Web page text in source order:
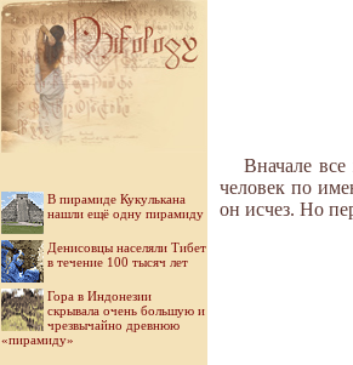
В пирамиде Кукулькана
нашли ещё одну пирамиду
Денисовцы населяли Тибет
в течение 100 тысяч лет
Гора в Индонезии
скрывала очень большую и
чрезвычайно древнюю
«пирамиду»
Вначале
человек по
он исчез. Но